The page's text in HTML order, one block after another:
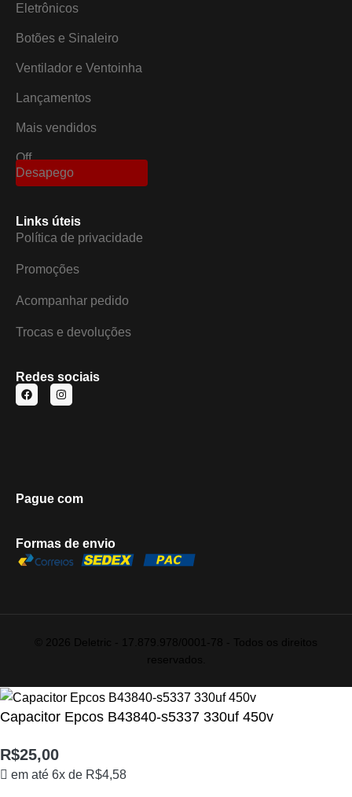
Eletrônicos
Botões e Sinaleiro
Ventilador e Ventoinha
Lançamentos
Mais vendidos
Off
Desapego
Links úteis
Política de privacidade
Promoções
Acompanhar pedido
Trocas e devoluções
Redes sociais
Pague com
Formas de envio
Capacitor Epcos B43840-s5337 330uf 450v
R$25,00
em até 6x de R$4,58